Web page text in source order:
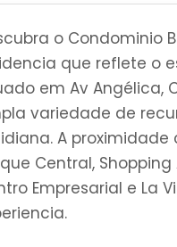
o Condominio
que reflete o
em Av Angélica,
variedade de
A proximidade
Central,
Empresarial e La